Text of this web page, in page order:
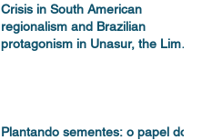
Crisis in South American
regionalism and Brazilian
protagonism in Unasur, the Lima
Plantando sementes: o papel do